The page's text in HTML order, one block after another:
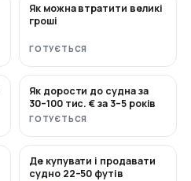
СКОРО
Як можна втратити великі
гроші
ГОТУЄТЬСЯ
НОВЕ
Як дорости до судна за
30–100 тис. € за 3–5 років
ГОТУЄТЬСЯ
СКОРО
Де купувати і продавати
судно 22–50 футів